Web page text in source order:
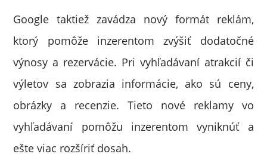
Google taktiež zavádza nový formát reklám,
ktorý pomôže inzerentom zvýšiť dodatočné
výnosy a rezervácie. Pri vyhľadávaní atrakcií či
výletov sa zobrazia informácie, ako sú ceny,
obrázky a recenzie. Tieto nové reklamy vo
vyhľadávaní pomôžu inzerentom vyniknúť a
ešte viac rozšíriť dosah.